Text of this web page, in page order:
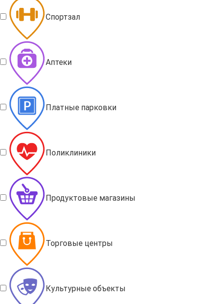
Спортзал
Аптеки
Платные парковки
Поликлиники
Продуктовые магазины
Торговые центры
Культурные объекты